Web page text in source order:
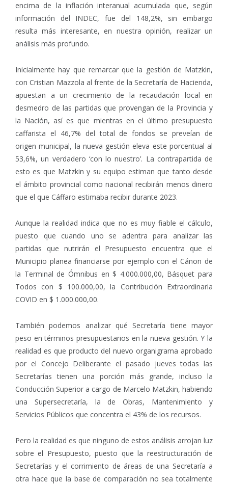
encima de la inflación interanual acumulada que, según
información del INDEC, fue del 148,2%, sin embargo
resulta más interesante, en nuestra opinión, realizar un
análisis más profundo.
Inicialmente hay que remarcar que la gestión de Matzkin,
con Cristian Mazzola al frente de la Secretaría de Hacienda,
apuestan a un crecimiento de la recaudación local en
desmedro de las partidas que provengan de la Provincia y
la Nación, así es que mientras en el último presupuesto
caffarista el 46,7% del total de fondos se preveían de
origen municipal, la nueva gestión eleva este porcentual al
53,6%, un verdadero ‘con lo nuestro’. La contrapartida de
esto es que Matzkin y su equipo estiman que tanto desde
el ámbito provincial como nacional recibirán menos dinero
que el que Cáffaro estimaba recibir durante 2023.
Aunque la realidad indica que no es muy fiable el cálculo,
puesto que cuando uno se adentra para analizar las
partidas que nutrirán el Presupuesto encuentra que el
Municipio planea financiarse por ejemplo con el Cánon de
la Terminal de Ómnibus en $ 4.000.000,00, Básquet para
Todos con $ 100.000,00, la Contribución Extraordinaria
COVID en $ 1.000.000,00.
También podemos analizar qué Secretaría tiene mayor
peso en términos presupuestarios en la nueva gestión. Y la
realidad es que producto del nuevo organigrama aprobado
por el Concejo Deliberante el pasado jueves todas las
Secretarías tienen una porción más grande, incluso la
Conducción Superior a cargo de Marcelo Matzkin, habiendo
una Supersecretaría, la de Obras, Mantenimiento y
Servicios Públicos que concentra el 43% de los recursos.
Pero la realidad es que ninguno de estos análisis arrojan luz
sobre el Presupuesto, puesto que la reestructuración de
Secretarías y el corrimiento de áreas de una Secretaría a
otra hace que la base de comparación no sea totalmente